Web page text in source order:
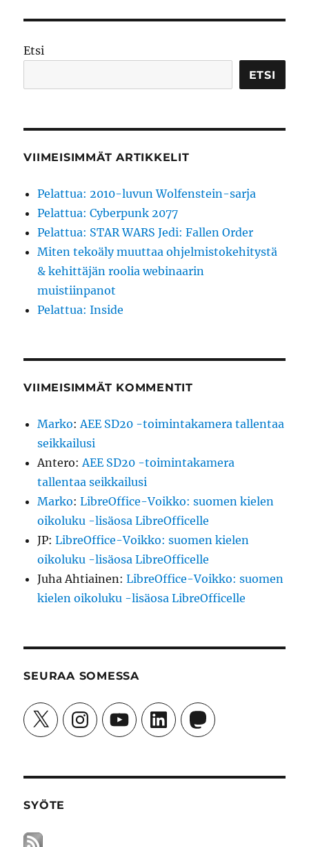
Etsi
ETSI
VIIMEISIMMÄT ARTIKKELIT
Pelattua: 2010-luvun Wolfenstein-sarja
Pelattua: Cyberpunk 2077
Pelattua: STAR WARS Jedi: Fallen Order
Miten tekoäly muuttaa ohjelmistokehitystä
& kehittäjän roolia webinaarin
muistiinpanot
Pelattua: Inside
VIIMEISIMMÄT KOMMENTIT
Marko:AEE SD20 -toimintakamera tallentaa
seikkailusi
Antero:AEE SD20 -toimintakamera
tallentaa seikkailusi
Marko:LibreOffice-Voikko: suomen kielen
oikoluku -lisäosa LibreOfficelle
JP:LibreOffice-Voikko: suomen kielen
oikoluku -lisäosa LibreOfficelle
Juha Ahtiainen:LibreOffice-Voikko: suomen
kielen oikoluku -lisäosa LibreOfficelle
SEURAA SOMESSA
X InstagramYouTubeLinkedInMastodon
SYÖTE